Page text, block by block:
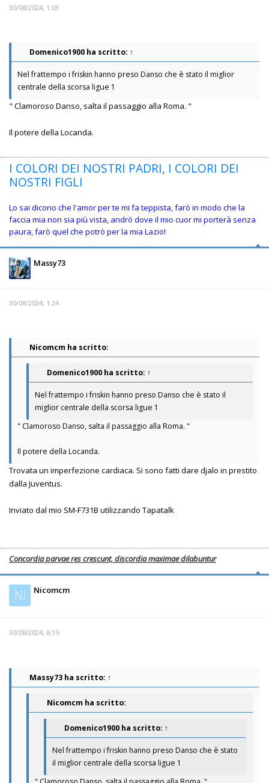
30/08/2024, 1:03
Domenico1900 ha scritto: ↑
Nel frattempo i friskin hanno preso Danso che è stato il miglior
centrale della scorsa ligue 1
" Clamoroso Danso, salta il passaggio alla Roma. "
Il potere della Locanda.
I COLORI DEI NOSTRI PADRI, I COLORI DEI
NOSTRI FIGLI
Lo sai dicono che l'amor per te mi fa teppista, farò in modo che la
faccia mia non sia più vista, andrò dove il mio cuor mi porterà senza
paura, farò quel che potrò per la mia Lazio!
Massy73
30/08/2024, 1:24
Nicomcm ha scritto:
Domenico1900 ha scritto: ↑
Nel frattempo i friskin hanno preso Danso che è stato il
miglior centrale della scorsa ligue 1
" Clamoroso Danso, salta il passaggio alla Roma. "
Il potere della Locanda.
Trovata un imperfezione cardiaca. Si sono fatti dare djalo in prestito
dalla Juventus.
Inviato dal mio SM-F731B utilizzando Tapatalk
Concordia parvae res crescunt, discordia maximae dilabuntur
Ni Nicomcm
30/08/2024, 8:19
Massy73 ha scritto: ↑
Nicomcm ha scritto:
Domenico1900 ha scritto: ↑
Nel frattempo i friskin hanno preso Danso che è stato
il miglior centrale della scorsa ligue 1